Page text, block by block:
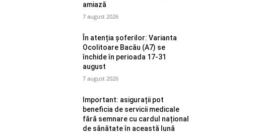
amiază
7 august 2026
În atenția șoferilor: Varianta
Ocolitoare Bacău (A7) se
închide în perioada 17-31
august
7 august 2026
Important: asigurații pot
beneficia de servicii medicale
fără semnare cu cardul național
de sănătate în această lună